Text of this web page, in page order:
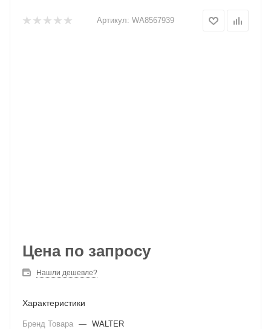
Артикул: WA8567939
Цена по запросу
Нашли дешевле?
Характеристики
Бренд Товара — WALTER